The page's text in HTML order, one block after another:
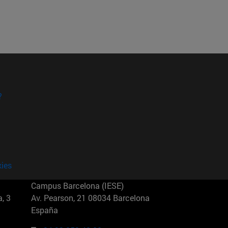
3
Campus Barcelona (IESE)
Av. Pearson, 21 08034 Barcelona
España